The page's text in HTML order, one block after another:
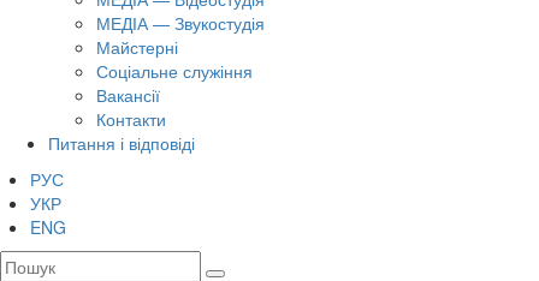
МЕДІА — Звукостудія
Майстерні
Соціальне служіння
Вакансії
Контакти
Питання і відповіді
РУС
УКР
ENG